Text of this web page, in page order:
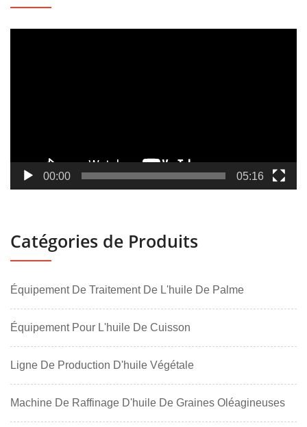
00:00 05:16
Catégories de Produits
Équipement De Traitement De L'huile De Palme
Équipement Pour L'huile De Cuisson
Ligne De Production D'huile Végétale
Machine De Raffinage D'huile De Graines Oléagineuses